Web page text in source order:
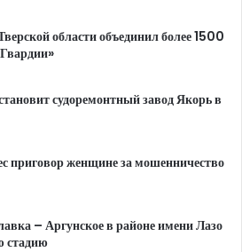
области объединил более 1500
судоремонтный завод Якорь в
приговор женщине за мошенничество
– Аргунское в районе имени Лазо
стадию